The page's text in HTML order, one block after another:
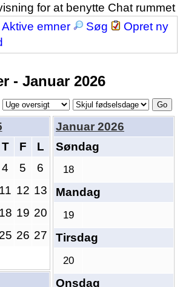
for at benytte Chat rummet
Aktive emner Søg
Opret ny
- Januar 2026
T F L
4 5 6
11 12 13
18 19 20
25 26 27
Januar 2026
Søndag
18
Mandag
19
Tirsdag
20
Onsdag